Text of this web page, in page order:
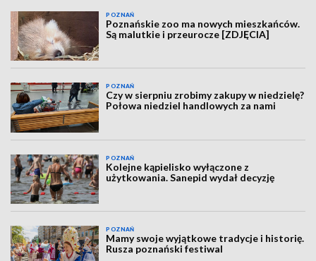
POZNAŃ
Poznańskie zoo ma nowych mieszkańców.
Są malutkie i przeurocze [ZDJĘCIA]
POZNAŃ
Czy w sierpniu zrobimy zakupy w niedzielę?
Połowa niedziel handlowych za nami
POZNAŃ
Kolejne kąpielisko wyłączone z
użytkowania. Sanepid wydał decyzję
POZNAŃ
Mamy swoje wyjątkowe tradycje i historię.
Rusza poznański festiwal